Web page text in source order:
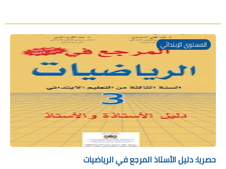
المستوى الإبتدائي
حصريا: دليل الأستاذ المرجع في الرياضيات